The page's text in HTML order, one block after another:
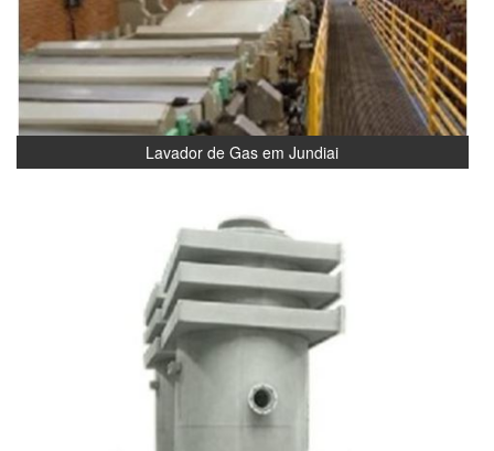
Lavador de Gas em Jundiai